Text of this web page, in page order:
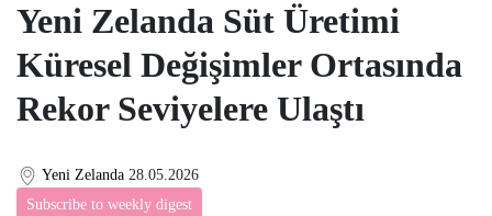
Yeni Zelanda Süt Üretimi
Küresel Değişimler Ortasında
Rekor Seviyelere Ulaştı
Yeni Zelanda 28.05.2026
Subscribe to weekly digest